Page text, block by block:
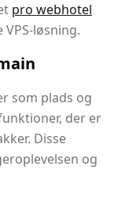
pro webhotel
løsning.
som plads og
der er
Disse
og